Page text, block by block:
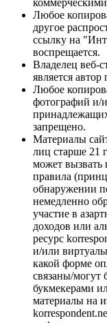
Любое
другое
ссылку на
воспрещается.
Владелец веб-
является
Любое
фотографий и/
запрещено.
Материалы
лиц старше 21
может вызвать
правила
обнаружении
немедленно
участие в
доходов или
ресурс
и/или
какой форме
связаны/могут
букмекерами
материалы на